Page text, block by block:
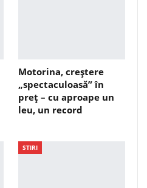
Motorina, creștere
„spectaculoasă” în
preț – cu aproape un
leu, un record
STIRI